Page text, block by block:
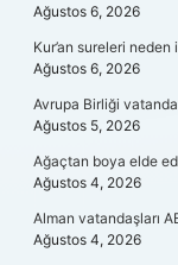
Ağustos 6, 2026
Kur’an sureleri neden
Ağustos 6, 2026
Avrupa Birliği
Ağustos 5, 2026
Ağaçtan boya elde
Ağustos 4, 2026
Alman vatandaşları
Ağustos 4, 2026